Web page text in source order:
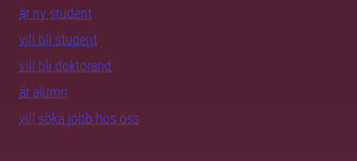
är ny student
vill bli student
vill bli doktorand
är alumn
vill söka jobb hos oss